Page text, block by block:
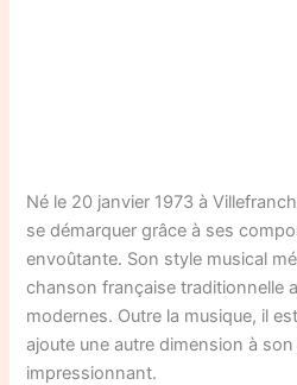
Né le 20 janvier 1973 à
se démarquer grâce à ses
envoûtante. Son style musical
chanson française traditionnelle
modernes. Outre la musique, il
ajoute une autre dimension à son
impressionnant.